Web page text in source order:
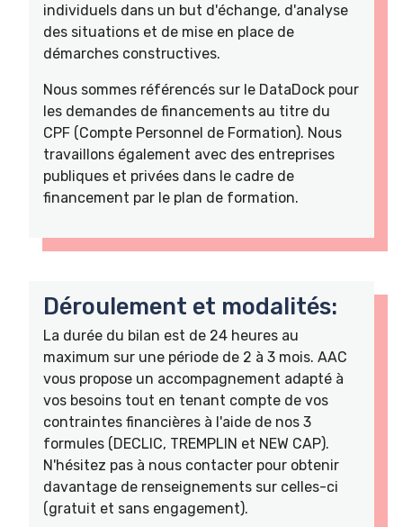
individuels dans un but d'échange, d'analyse
des situations et de mise en place de
démarches constructives.
Nous sommes référencés sur le DataDock pour
les demandes de financements au titre du
CPF (Compte Personnel de Formation). Nous
travaillons également avec des entreprises
publiques et privées dans le cadre de
financement par le plan de formation.
Déroulement et modalités:
La durée du bilan est de 24 heures au
maximum sur une période de 2 à 3 mois. AAC
vous propose un accompagnement adapté à
vos besoins tout en tenant compte de vos
contraintes financières à l'aide de nos 3
formules (DECLIC, TREMPLIN et NEW CAP).
N'hésitez pas à nous contacter pour obtenir
davantage de renseignements sur celles-ci
(gratuit et sans engagement).